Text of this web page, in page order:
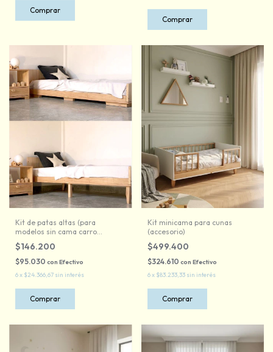
Comprar
Kit de patas altas (para
modelos sin cama carro
inferior) (accesorio)
$146.200
$95.030 con Efectivo
6x $24.366,67 sin interés
Comprar
Kit minicama para cunas
(accesorio)
$499.400
$324.610 con Efectivo
6x $83.233,33 sin interés
Comprar